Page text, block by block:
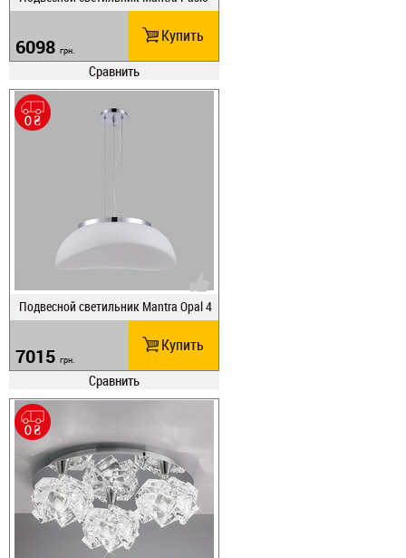
n 1941
6098 грн.
Купить
Сравнить
Подвесной светильник Mantra Opal 4
892
7015 грн.
Купить
Сравнить